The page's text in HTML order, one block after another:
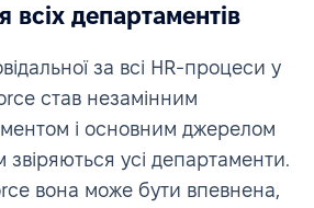
всіх департаментів
за всі HR-процеси у
став незамінним
і основним джерелом
звіряються усі департаменти.
вона може бути впевнена,